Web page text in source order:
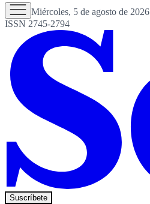
Miércoles, 5 de agosto de 2026
ISSN 2745-2794
Suscríbete